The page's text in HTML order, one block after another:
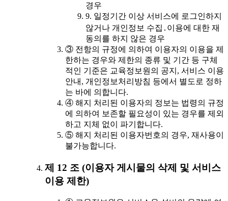
경우
9. 일정기간 이상 서비스에 로그인하지
않거나 개인정보 수집․이용에 대한 재
동의를 하지 않은 경우
③ 전항의 규정에 의하여 이용자의 이용을 제
한하는 경우와 제한의 종류 및 기간 등 구체
적인 기준은 교육정보원의 공지, 서비스 이용
안내, 개인정보처리방침 등에서 별도로 정하
는 바에 의합니다.
④ 해지 처리된 이용자의 정보는 법령의 규정
에 의하여 보존할 필요성이 있는 경우를 제외
하고 지체 없이 파기합니다.
⑤ 해지 처리된 이용자번호의 경우, 재사용이
불가능합니다.
제 12 조 (이용자 게시물의 삭제 및 서비스
이용 제한)